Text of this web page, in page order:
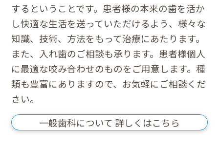
するということです。患者様の本来の歯を活か
し快適な生活を送っていただけるよう、様々な
知識、技術、方法をもって治療にあたります。
また、入れ歯のご相談も承ります。患者様個人
に最適な咬み合わせのものをご用意します。種
類も豊富にありますので、お気軽にご相談くだ
さい。
一般歯科について 詳しくはこちら